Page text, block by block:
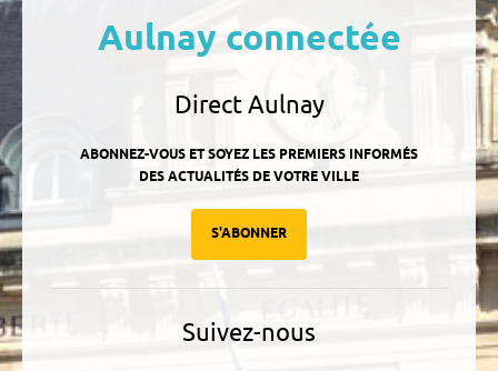
Aulnay connectée
Direct Aulnay
ABONNEZ-VOUS ET SOYEZ LES PREMIERS INFORMÉS
DES ACTUALITÉS DE VOTRE VILLE
S'ABONNER
Suivez-nous